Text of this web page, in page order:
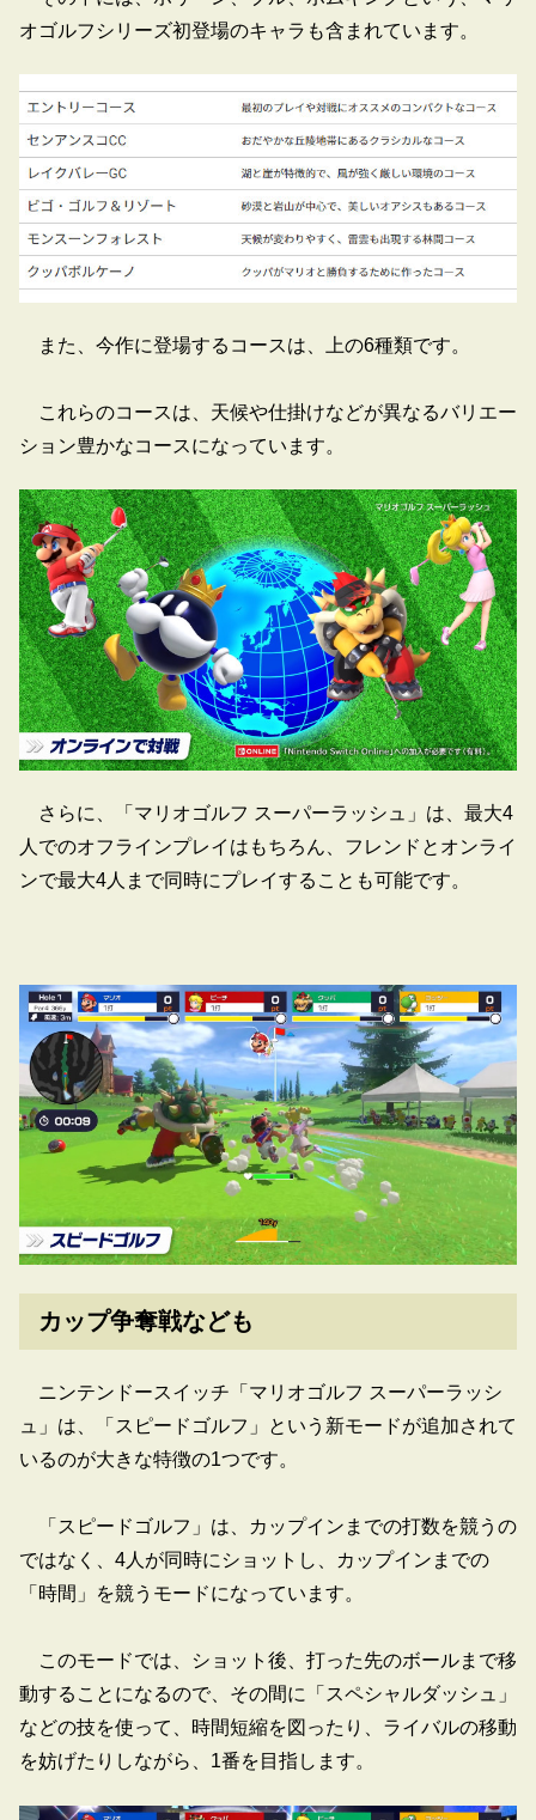
オゴルフシリーズ初登場のキャラも含まれています。
また、今作に登場するコースは、上の6種類です。
これらのコースは、天候や仕掛けなどが異なるバリエー
ション豊かなコースになっています。
さらに、「マリオゴルフ スーパーラッシュ」は、最大4
人でのオフラインプレイはもちろん、フレンドとオンライ
ンで最大4人まで同時にプレイすることも可能です。
カップ争奪戦なども
ニンテンドースイッチ「マリオゴルフ スーパーラッシ
ュ」は、「スピードゴルフ」という新モードが追加されて
いるのが大きな特徴の1つです。
「スピードゴルフ」は、カップインまでの打数を競うの
ではなく、4人が同時にショットし、カップインまでの
「時間」を競うモードになっています。
このモードでは、ショット後、打った先のボールまで移
動することになるので、その間に「スペシャルダッシュ」
などの技を使って、時間短縮を図ったり、ライバルの移動
を妨げたりしながら、1番を目指します。